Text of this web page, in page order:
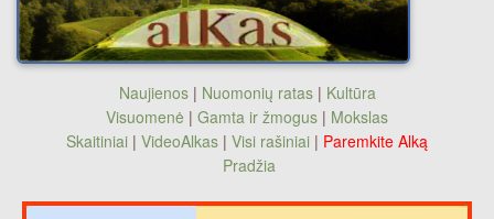
Naujienos| Nuomonių ratas| Kultūra
Visuomenė | Gamta ir žmogus | Mokslas
Skaitiniai | VideoAlkas | Visi rašiniai | Paremkite Alką
Pradžia